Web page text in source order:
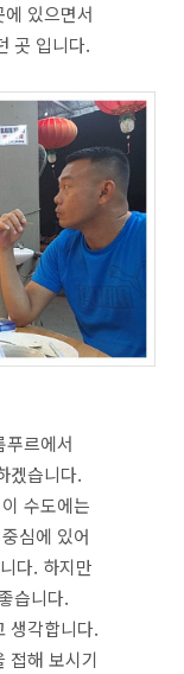
있으면서
곳 입니다.
르에서
겠습니다.
수도에는
심에 있어
다. 하지만
습니다.
생각합니다.
접해 보시기